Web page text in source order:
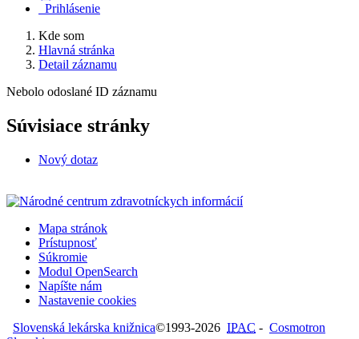
Prihlásenie
Kde som
Hlavná stránka
Detail záznamu
Nebolo odoslané ID záznamu
Súvisiace stránky
Nový dotaz
Mapa stránok
Prístupnosť
Súkromie
Modul OpenSearch
Napíšte nám
Nastavenie cookies
Slovenská lekárska knižnica©1993-2026 IPAC - Cosmotron